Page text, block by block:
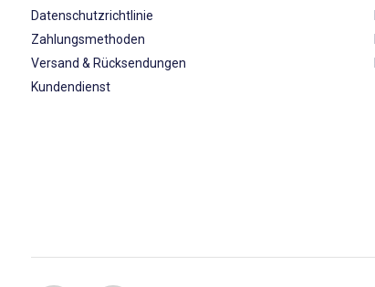
Datenschutzrichtlinie
Zahlungsmethoden
Versand & Rücksendungen
Kundendienst